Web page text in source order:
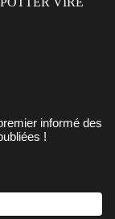
informé des
!